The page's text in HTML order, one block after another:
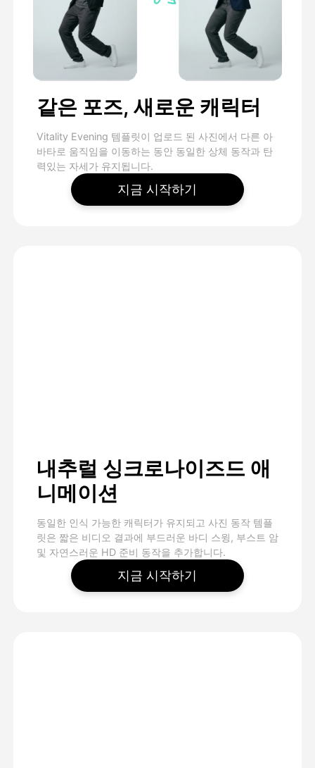
같은 포즈, 새로운 캐릭터
Vitality Evening 템플릿이 업로드 된 사진에서 다른 아
바타로 움직임을 이동하는 동안 동일한 상체 동작과 탄
력있는 자세가 유지됩니다.
지금 시작하기
내추럴 싱크로나이즈드 애
니메이션
동일한 인식 가능한 캐릭터가 유지되고 사진 동작 템플
릿은 짧은 비디오 결과에 부드러운 바디 스윙, 부스트 암
및 자연스러운 HD 준비 동작을 추가합니다.
지금 시작하기